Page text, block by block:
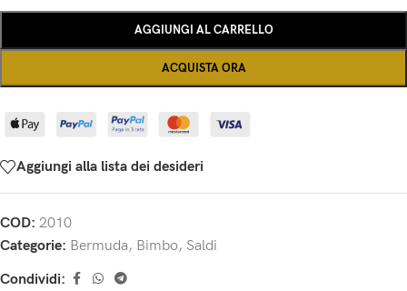
AGGIUNGI AL CARRELLO
ACQUISTA ORA
Aggiungi alla lista dei desideri
COD: 2010
Categorie: Bermuda, Bimbo, Saldi
Condividi: